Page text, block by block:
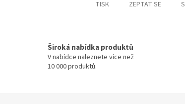
TISK ZEPTAT SE
Široká nabídka produktů
V nabídce naleznete více než
10 000 produktů.